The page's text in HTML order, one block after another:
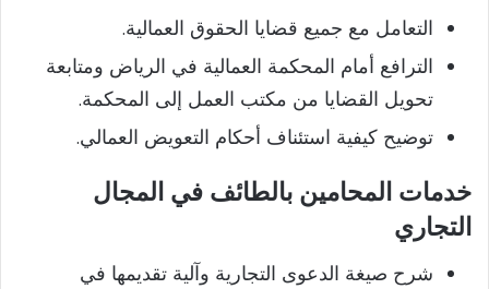
التعامل مع جميع قضايا الحقوق العمالية.
الترافع أمام المحكمة العمالية في الرياض ومتابعة
تحويل القضايا من مكتب العمل إلى المحكمة.
توضيح كيفية استئناف أحكام التعويض العمالي.
خدمات المحامين بالطائف في المجال
التجاري
شرح صيغة الدعوى التجارية وآلية تقديمها في